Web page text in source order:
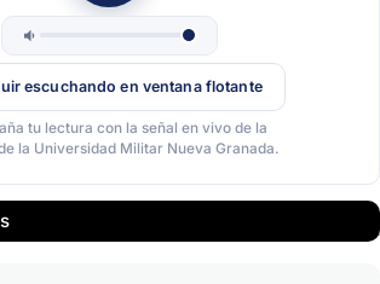
escuchando en ventana flotante
tu lectura con la señal en vivo de la
la Universidad Militar Nueva Granada.